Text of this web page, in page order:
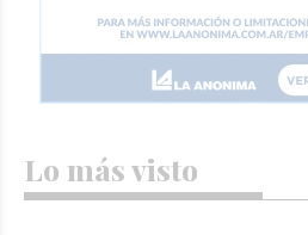
Lo más visto